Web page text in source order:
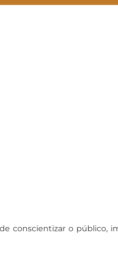
conscientizar o público,